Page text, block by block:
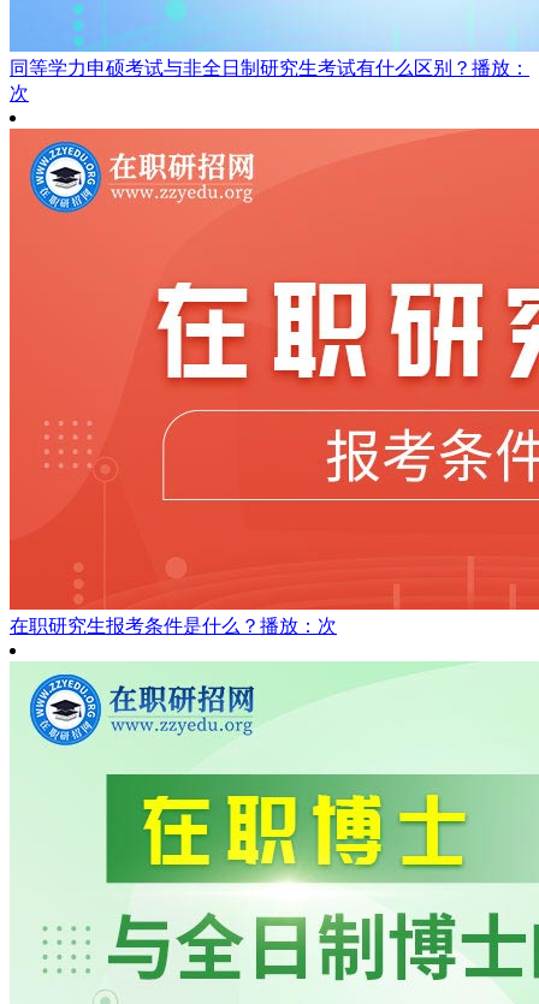
同等学力申硕考试与非全日制研究生考试有什么区别？ 播放：
次
在职研究生报考条件是什么？ 播放：次